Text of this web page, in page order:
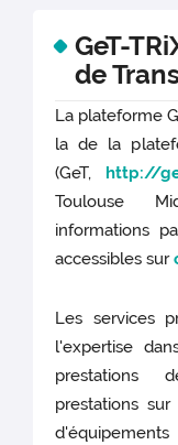
GeT-
de
La plateforme
la de la
(GeT, http://
Toulouse
informations
accessibles sur
Les services
l'expertise
prestations
prestations